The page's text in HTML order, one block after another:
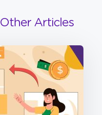
Other Articles